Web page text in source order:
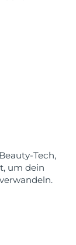
Tech,
um dein